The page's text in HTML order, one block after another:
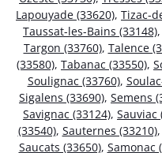
Lapouyade (33620), Tizac-
Taussat-les-Bains (33148),
Targon (33760), Talence
(33580), Tabanac (33550),
Soulignac (33760),
Sigalens (33690), Semens
Savignac (33124), Sauviac
(33540), Sauternes (33210),
Saucats (33650), Samonac